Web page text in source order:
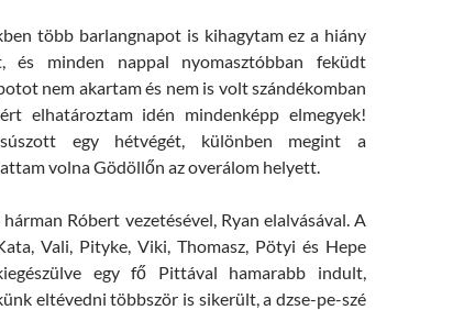
több barlangnapot is kihagytam ez a hiány
és minden nappal nyomasztóbban feküdt
nem akartam és nem is volt szándékomban
elhatároztam idén mindenképp elmegyek!
egy hétvégét, különben megint a
volna Gödöllőn az overálom helyett.
Róbert vezetésével, Ryan elalvásával. A
Vali, Pityke, Viki, Thomasz, Pötyi és Hepe
egy fő Pittával hamarabb indult,
eltévedni többször is sikerült, a dzse-pe-szé